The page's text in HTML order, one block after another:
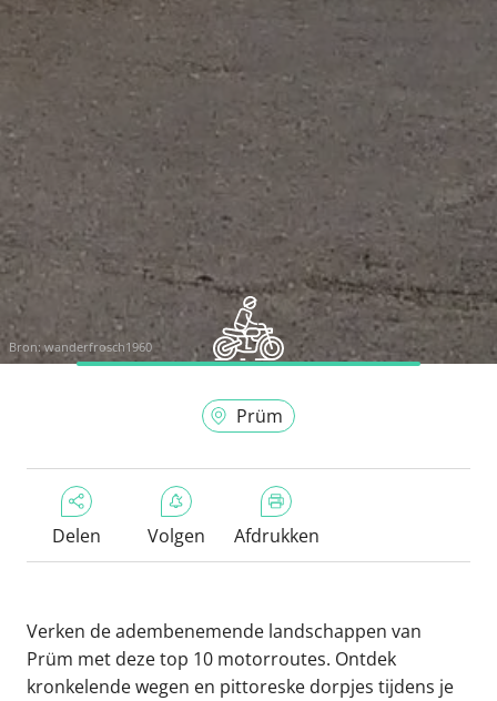
Bron:wanderfrosch1960
Prüm
Delen Volgen Afdrukken
Verken de adembenemende landschappen van
Prüm met deze top 10 motorroutes. Ontdek
kronkelende wegen en pittoreske dorpjes tijdens je